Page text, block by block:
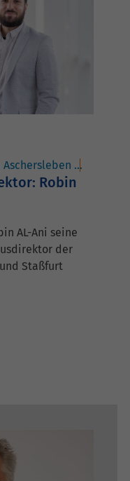
Aschersleben
Robin
AL-Ani seine
der
Staßfurt